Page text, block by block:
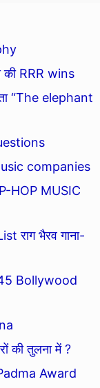
की RRR wins
“The elephant
companies
HOP MUSIC
राग भैरव गाना-
Bollywood
की तुलना में ?
Award